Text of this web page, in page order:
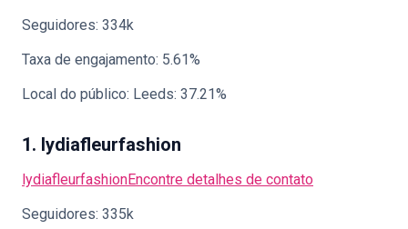
Seguidores: 334k
Taxa de engajamento: 5.61%
Local do público: Leeds: 37.21%
1. lydiafleurfashion
lydiafleurfashionEncontre detalhes de contato
Seguidores: 335k